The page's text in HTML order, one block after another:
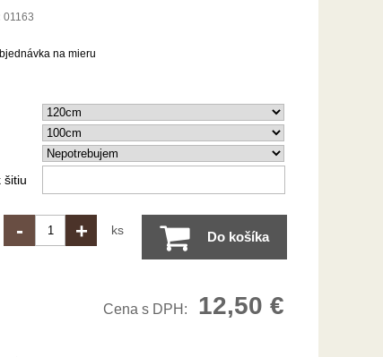
01163
na mieru
šitiu
- + ks Do košíka
Cena s DPH: 12,50 €